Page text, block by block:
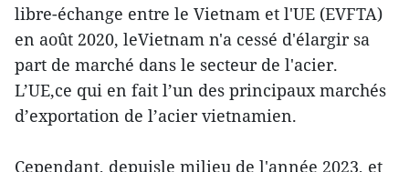
libre-échange entre le Vietnam et l'UE (EVFTA)
en août 2020, leVietnam n'a cessé d'élargir sa
part de marché dans le secteur de l'acier.
L’UE,ce qui en fait l’un des principaux marchés
d’exportation de l’acier vietnamien.
Cependant, depuisle milieu de l'année 2023, et